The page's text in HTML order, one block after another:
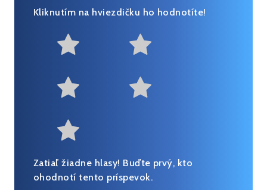
Kliknutím na hviezdičku ho hodnotíte!
Very useful
Zatiaľ žiadne hlasy! Buďte prvý, kto
ohodnotí tento príspevok.